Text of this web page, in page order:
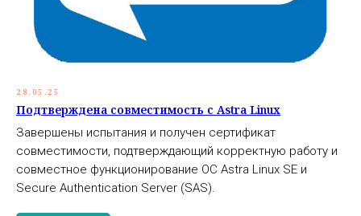
28.05.25
Подтверждена совместимость с Astra Linuх
Завершены испытания и получен сертификат
совместимости, подтверждающий корректную работу и
совместное функционирование ОС Astra Linux SE и
Secure Authentication Server (SAS).